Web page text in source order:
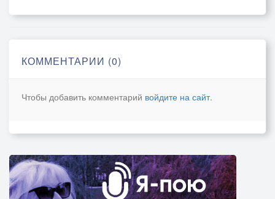
С грозным царством вселенского Зла.
А иначе планета сорвётся
КОММЕНТАРИИ (0)
Чтобы добавить комментарий войдите на сайт.